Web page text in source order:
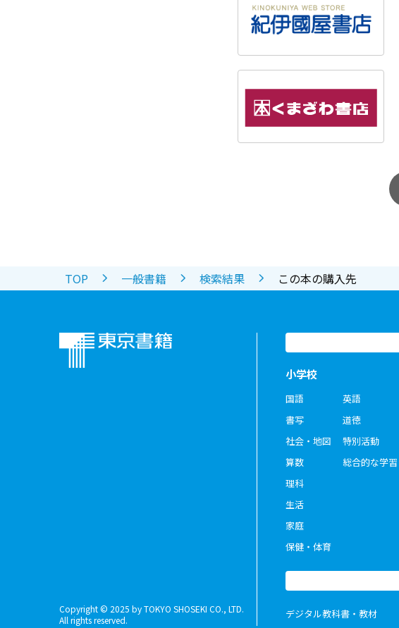
TOP 一般書籍 検索結果 この本の購入先
Copyright © 2025 by TOKYO SHOSEKI CO., LTD.
All rights reserved.
小学校
国語
書写
社会・地図
算数
理科
生活
家庭
保健・体育
英語
道徳
特別活動
総合的な学習
デジタル教科書・教材